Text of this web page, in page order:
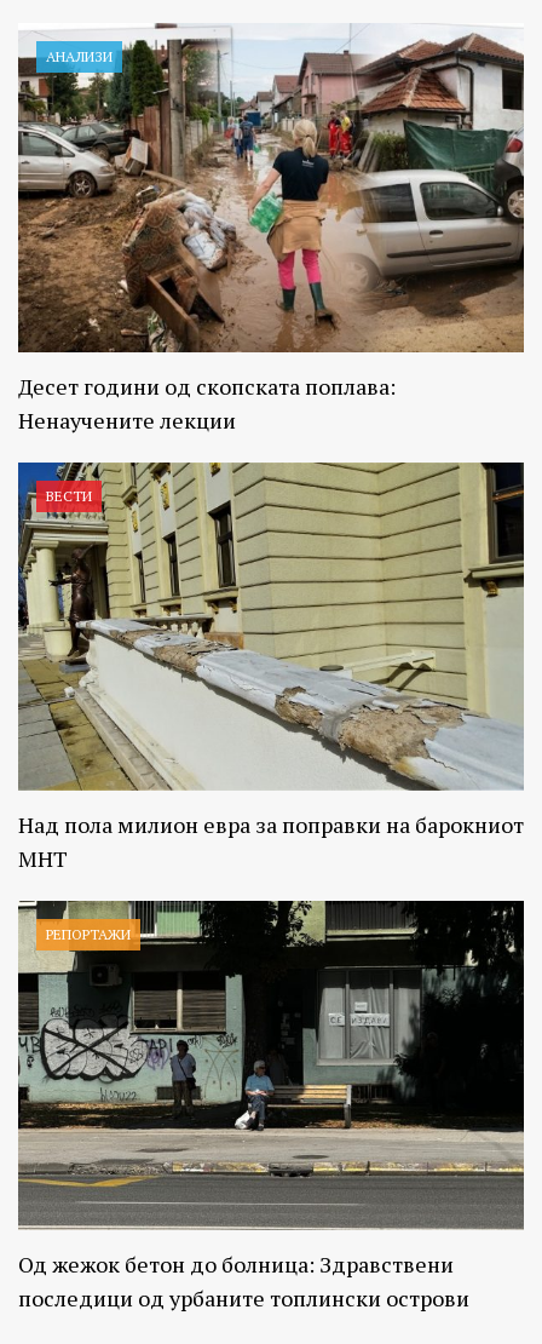
АНАЛИЗИ
Десет години од скопската поплава:
Ненаучените лекции
ВЕСТИ
Над пола милион евра за поправки на барокниот
МНТ
РЕПОРТАЖИ
Од жежок бетон до болница: Здравствени
последици од урбаните топлински острови